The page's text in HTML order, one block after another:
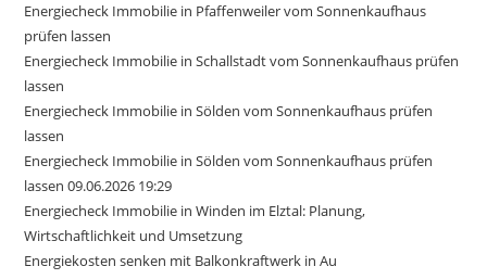
Energiecheck Immobilie in Pfaffenweiler vom Sonnenkaufhaus
prüfen lassen
Energiecheck Immobilie in Schallstadt vom Sonnenkaufhaus prüfen
lassen
Energiecheck Immobilie in Sölden vom Sonnenkaufhaus prüfen
lassen
Energiecheck Immobilie in Sölden vom Sonnenkaufhaus prüfen
lassen 09.06.2026 19:29
Energiecheck Immobilie in Winden im Elztal: Planung,
Wirtschaftlichkeit und Umsetzung
Energiekosten senken mit Balkonkraftwerk in Au